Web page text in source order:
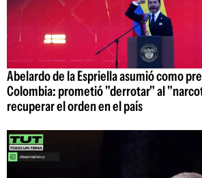
Abelardo de la Espriella asumió como
Colombia: prometió "derrotar" al
recuperar el orden en el país